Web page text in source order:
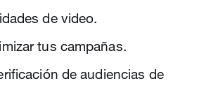
de video.
tus campañas.
de audiencias de